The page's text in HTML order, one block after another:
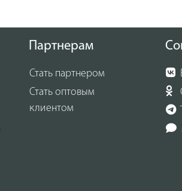
Партнерам
Стать партнером
Стать оптовым
клиентом